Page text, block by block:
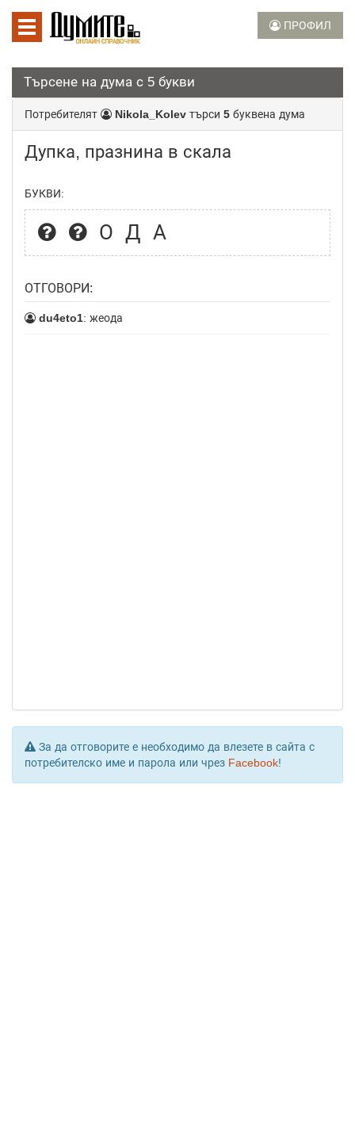
ПРОФИЛ
Търсене на дума с 5 букви
Потребителят Nikola_Kolev търси 5 буквена дума
Дупка, празнина в скала
БУКВИ:
ОДА
ОТГОВОРИ:
du4eto1: жеода
За да отговорите е необходимо да влезете в сайта с
потребителско име и парола или чрез Facebook!